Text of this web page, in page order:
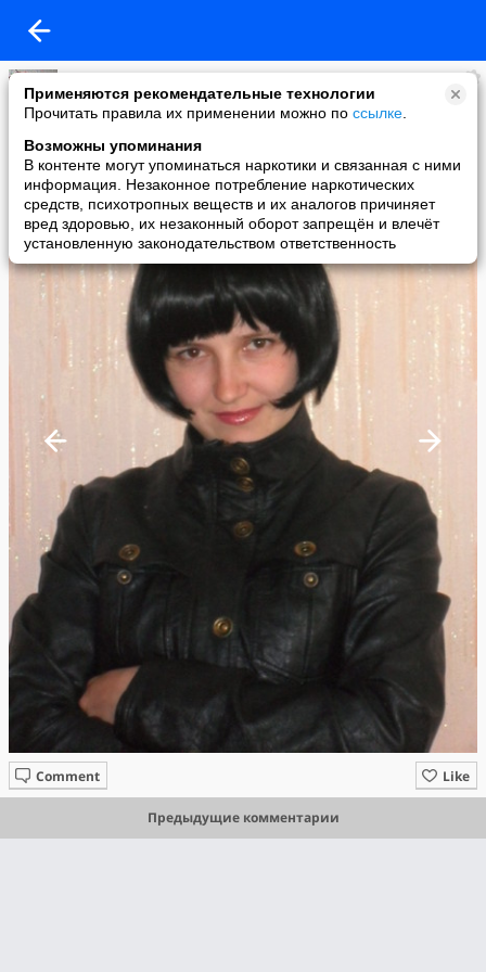
Применяются рекомендательные технологии
Прочитать правила их применении можно по ссылке
Возможны упоминания
В контенте могут упоминаться наркотики и связанная с ними
информация. Незаконное потребление наркотических
средств, психотропных веществ и их аналогов причиняет
вред здоровью, их незаконный оборот запрещён и влечёт
установленную законодательством ответственность
Ирина
added a photo
19 May в 18:08
Like
Comment
Предыдущие комментарии